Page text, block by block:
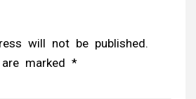
will not be published.
marked *